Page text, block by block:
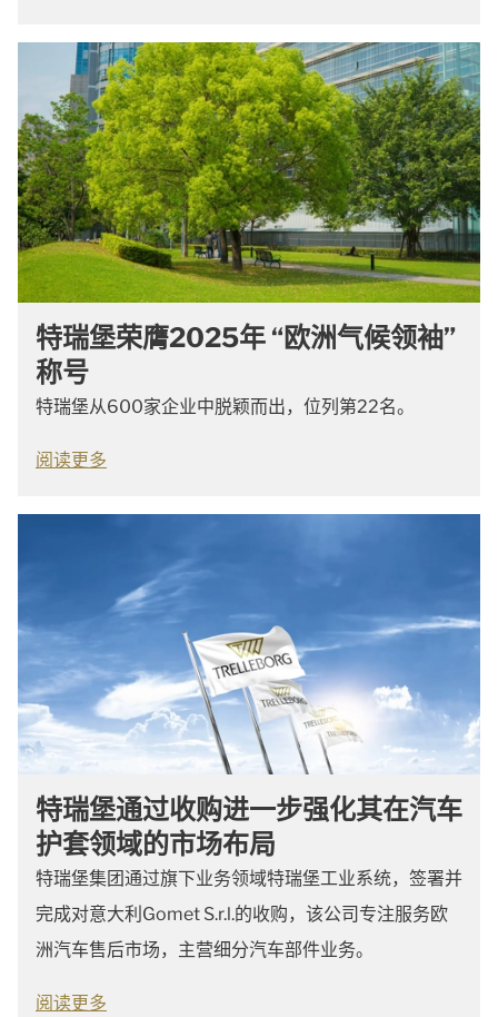
特瑞堡荣膺2025年 “欧洲气候领袖”
称号
特瑞堡从600家企业中脱颖而出，位列第22名。
阅读更多
特瑞堡通过收购进一步强化其在汽车
护套领域的市场布局
特瑞堡集团通过旗下业务领域特瑞堡工业系统，签署并
完成对意大利Gomet S.r.l.的收购，该公司专注服务欧
洲汽车售后市场，主营细分汽车部件业务。
阅读更多